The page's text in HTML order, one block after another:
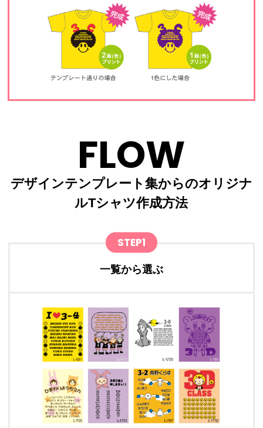
FLOW
デザインテンプレート集からのオリジナ
ルTシャツ作成方法
STEP1
一覧から選ぶ